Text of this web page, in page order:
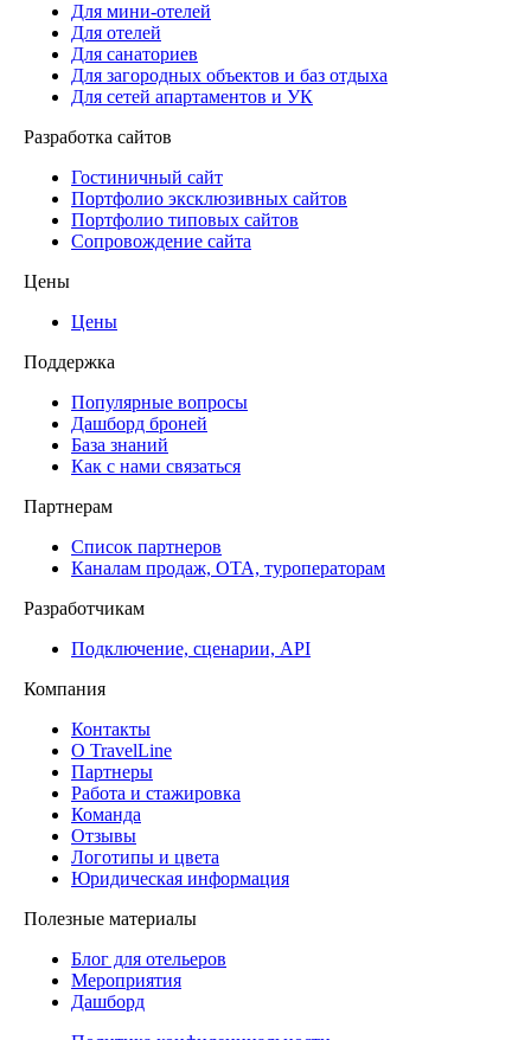
Для мини-отелей
Для отелей
Для санаториев
Для загородных объектов и баз отдыха
Для сетей апартаментов и УК
Разработка сайтов
Гостиничный сайт
Портфолио эксклюзивных сайтов
Портфолио типовых сайтов
Сопровождение сайта
Цены
Цены
Поддержка
Популярные вопросы
Дашборд броней
База знаний
Как с нами связаться
Партнерам
Список партнеров
Каналам продаж, ОТА, туроператорам
Разработчикам
Подключение, сценарии, API
Компания
Контакты
О TravelLine
Партнеры
Работа и стажировка
Команда
Отзывы
Логотипы и цвета
Юридическая информация
Полезные материалы
Блог для отельеров
Мероприятия
Дашборд